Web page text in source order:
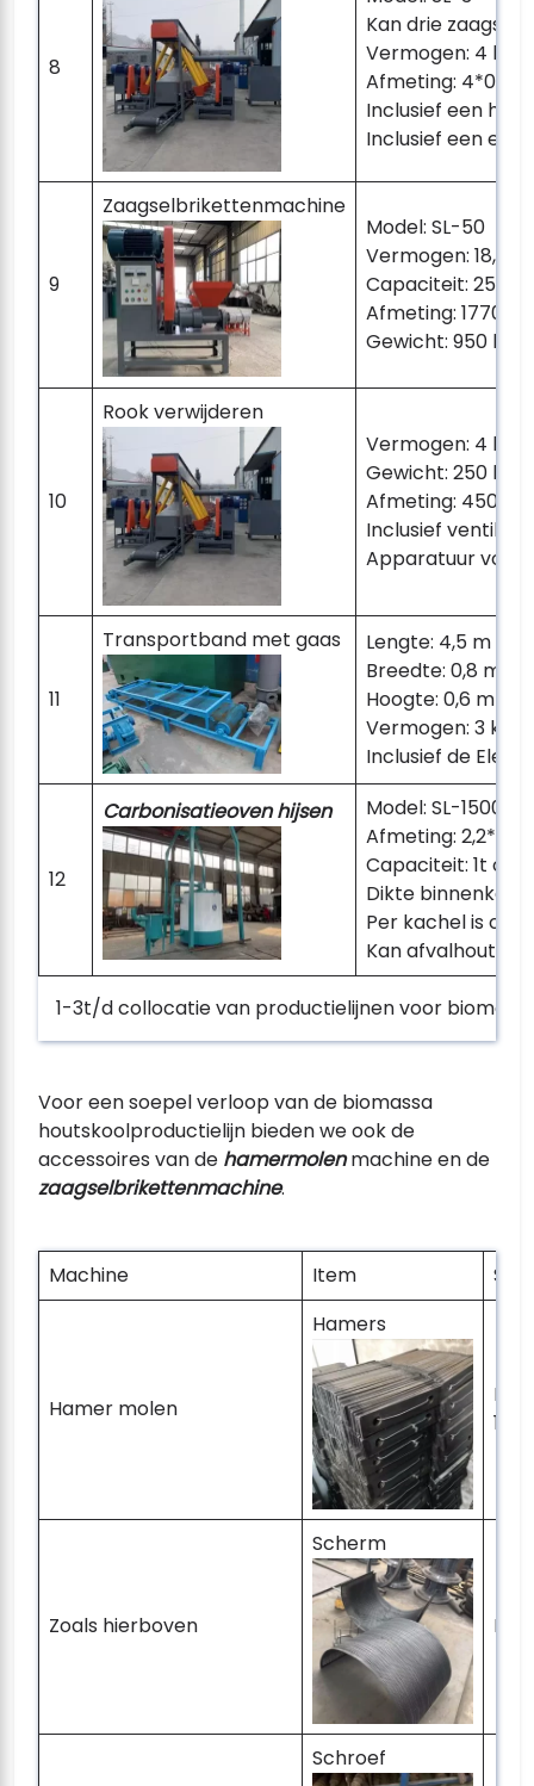
8
Kan drie
Vermogen: 4 kW
Afmeting:
Inclusief een hoes
Inclusief een
9
Zaagselbrikettenmachine
Model: SL-50
Vermogen: 18,5
Capaciteit:
Afmeting:
Gewicht: 950 kg
10
Rook verwijderen
Vermogen: 4 kW
Gewicht: 250 kg
Afmeting:
Inclusief
Apparatuur voor
11
Transportband met gaas
Lengte: 4,5 m
Breedte: 0,8 m
Hoogte: 0,6 m
Vermogen: 3 kW
Inclusief de
12
Carbonisatieoven hijsen
Model: SL-1500
Afmeting:
Capaciteit: 1t
Dikte
Per kachel is
Kan afvalhout of
1-3t/d collocatie van productielijnen voor
Voor een soepel verloop van de biomassa
houtskoolproductielijn bieden we ook de
accessoires van de hamermolenmachine en de
zaagselbrikettenmachine.
Machine Item
Hamer molen
Hamers
1
Zoals hierboven
Scherm
Schroef